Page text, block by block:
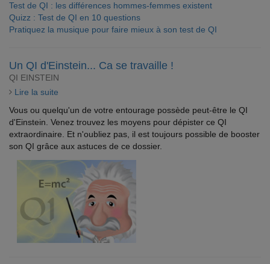
Test de QI : les différences hommes-femmes existent
Quizz : Test de QI en 10 questions
Pratiquez la musique pour faire mieux à son test de QI
Un QI d'Einstein... Ca se travaille !
QI EINSTEIN
Lire la suite
Vous ou quelqu'un de votre entourage possède peut-être le QI
d'Einstein. Venez trouvez les moyens pour dépister ce QI
extraordinaire. Et n'oubliez pas, il est toujours possible de booster
son QI grâce aux astuces de ce dossier.